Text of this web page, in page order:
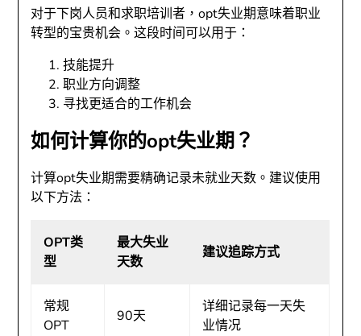
对于下岗人员和求职培训者，opt失业期意味着职业
转型的宝贵机会。这段时间可以用于：
技能提升
职业方向调整
寻找更适合的工作机会
如何计算你的opt失业期？
计算opt失业期需要精确记录未就业天数。建议使用
以下方法：
OPT类
型
最大失业
天数
建议追踪方式
常规
OPT
90天
详细记录每一天失
业情况